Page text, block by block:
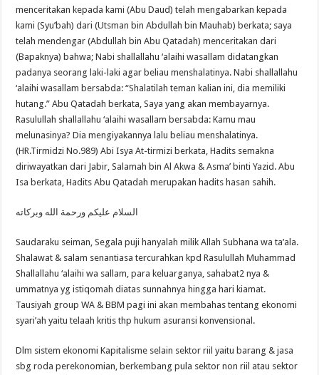
menceritakan kepada kami (Abu Daud) telah mengabarkan kepada
kami (Syu’bah) dari (Utsman bin Abdullah bin Mauhab) berkata; saya
telah mendengar (Abdullah bin Abu Qatadah) menceritakan dari
(Bapaknya) bahwa; Nabi shallallahu ‘alaihi wasallam didatangkan
padanya seorang laki-laki agar beliau menshalatinya. Nabi shallallahu
‘alaihi wasallam bersabda: “Shalatilah teman kalian ini, dia memiliki
hutang.” Abu Qatadah berkata, Saya yang akan membayarnya.
Rasulullah shallallahu ‘alaihi wasallam bersabda: Kamu mau
melunasinya? Dia mengiyakannya lalu beliau menshalatinya.
(HR.Tirmidzi No.989) Abi Isya At-tirmizi berkata, Hadits semakna
diriwayatkan dari Jabir, Salamah bin Al Akwa & Asma’ binti Yazid. Abu
Isa berkata, Hadits Abu Qatadah merupakan hadits hasan sahih.
السلام عليكم ورحمة الله وبركاته
Saudaraku seiman, Segala puji hanyalah milik Allah Subhana wa ta’ala.
Shalawat & salam senantiasa tercurahkan kpd Rasulullah Muhammad
Shallallahu ‘alaihi wa sallam, para keluarganya, sahabat2 nya &
ummatnya yg istiqomah diatas sunnahnya hingga hari kiamat.
Tausiyah group WA & BBM pagi ini akan membahas tentang ekonomi
syari’ah yaitu telaah kritis thp hukum asuransi konvensional.
Dlm sistem ekonomi Kapitalisme selain sektor riil yaitu barang & jasa
sbg roda perekonomian, berkembang pula sektor non riil atau sektor